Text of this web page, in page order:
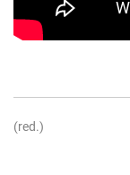
(red.)